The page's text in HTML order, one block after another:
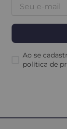
paredes,
residenciais,
no local
Ao se
política de